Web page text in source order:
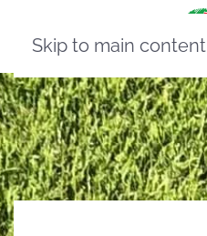
Skip to main content